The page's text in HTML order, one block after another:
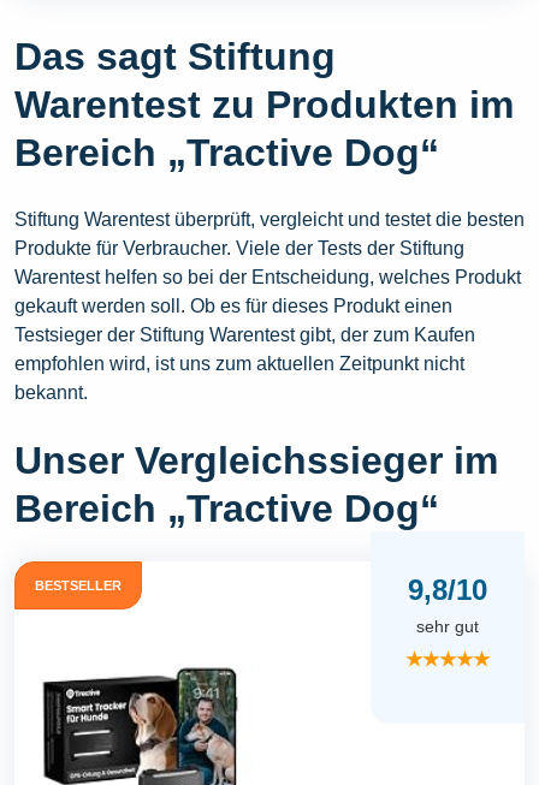
Das sagt Stiftung
Warentest zu Produkten im
Bereich „Tractive Dog“
Stiftung Warentest überprüft, vergleicht und testet die besten
Produkte für Verbraucher. Viele der Tests der Stiftung
Warentest helfen so bei der Entscheidung, welches Produkt
gekauft werden soll. Ob es für dieses Produkt einen
Testsieger der Stiftung Warentest gibt, der zum Kaufen
empfohlen wird, ist uns zum aktuellen Zeitpunkt nicht
bekannt.
Unser Vergleichssieger im
Bereich „Tractive Dog“
BESTSELLER 9,8/10
sehr gut
★★★★★